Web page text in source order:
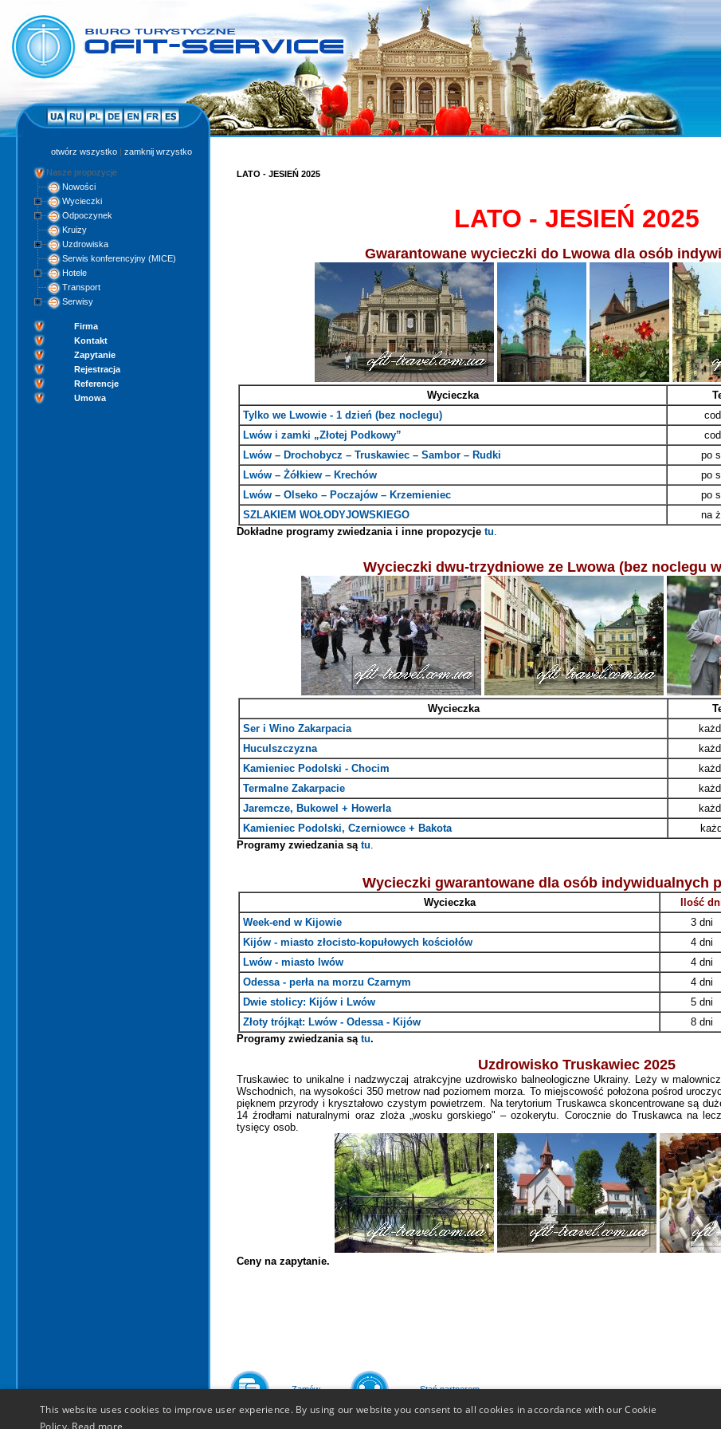
otwórz wszystko| zamknij wrzystko
Nasze propozycje
Nowości
Wycieczki
Odpoczynek
Kruizy
Uzdrowiska
Serwis konferencyjny (MICE)
Hotele
Transport
Serwisy
Firma
Kontakt
Zapytanie
Rejestracja
Referencje
Umowa
LATO - JESIEŃ 2025
LATO - JESIEŃ 2025
Gwarantowane wycieczki do Lwowa dla osób
Wycieczka
Tylko we Lwowie - 1 dzień (bez noclegu)
Lwów i zamki „Złotej Podkowy”
Lwów – Drochobycz – Truskawiec – Sambor – Rudki
po
Lwów – Żółkiew – Krechów
po
Lwów – Olseko – Poczajów – Krzemieniec
po
SZLAKIEM WOŁODYJOWSKIEGO
na
Dokładne programy zwiedzania i inne propozycje tu.
Wycieczki dwu-trzydniowe ze Lwowa (bez noclegu
Wycieczka
Ser i Wino Zakarpacia
Huculszczyzna
Kamieniec Podolski - Chocim
Termalne Zakarpacie
Jaremcze, Bukowel + Howerla
Kamieniec Podolski, Czerniowce + Bakota
Programy zwiedzania są tu.
Wycieczki gwarantowane dla osób indywidualnych
Wycieczka Ilość
Week-end w Kijowie
3 dni
Kijów - miasto złocisto-kopułowych kościołów
4 dni
Lwów - miasto lwów
4 dni
Odessa - perła na morzu Czarnym
4 dni
Dwie stolicy: Kijów i Lwów
5 dni
Złoty trójkąt: Lwów - Odessa - Kijów
8 dni
Programy zwiedzania są tu.
Uzdrowisko Truskawiec 2025
Truskawiec to unikalne i nadzwyczaj atrakcyjne uzdrowisko balneologiczne Ukrainy. Leży w
Wschodnich, na wysokości 350 metrow nad poziomem morza. To miejscowość położona pośrod
pięknem przyrody i kryształowo czystym powietrzem. Na terytorium Truskawca skoncentrowane są
14 źrodłami naturalnymi oraz zloża „wosku gorskiego" – ozokerytu. Corocznie do Truskawca na
tysięcy osob.
Ceny na zapytanie.
Zamów Stań partnerem
This website uses cookies to improve user experience. By using our website you consent to all cookies in accordance with our Cookie
Policy. Read more